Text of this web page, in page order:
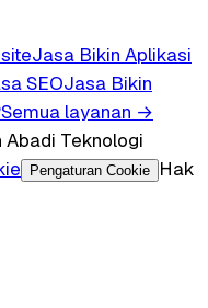
Jasa Bikin Aplikasi
SEOJasa Bikin
Semua layanan →
Teknologi
Pengaturan Cookie
Hak